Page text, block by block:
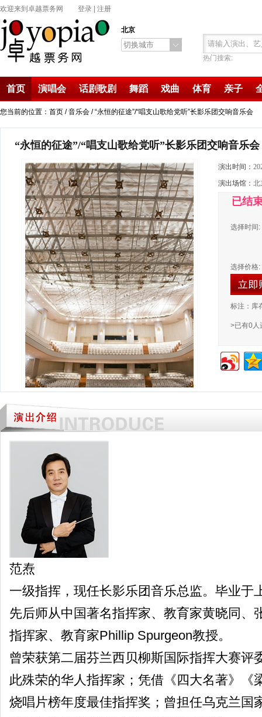
欢迎来到卓越票务网 登录 注册
北京
切换城市
热门搜索:
首页 演唱会 话剧歌剧 舞蹈 戏曲 体育 亲子
您当前的位置：首页 /音乐会 / “永恒的征途”/“唱支山歌给党听”长影乐团交响音乐会
“永恒的征途”/“唱支山歌给党听”长影乐团交响音乐会
演出时间：
演出场馆： 北
已结
选择时间:
选择价格:
标注：库
>已有0人
范焘
一级指挥，现任长影乐团音乐总监。毕业于
先后师从中国著名指挥家、教育家黄晓同、
指挥家、教育家Phillip Spurgeon教授。
曾荣获第二届芬兰西贝柳斯国际指挥大赛评
此殊荣的华人指挥家；凭借《四大名著》《
烧唱片榜年度最佳指挥奖；曾担任乌克兰国